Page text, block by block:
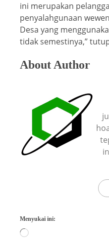
ini merupakan
penyalahgunaan
Desa yang
tidak semestinya,”
About Author
Menyukai ini: